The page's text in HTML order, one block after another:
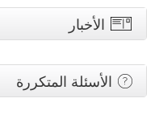
الأخبار
الأسئلة المتكررة